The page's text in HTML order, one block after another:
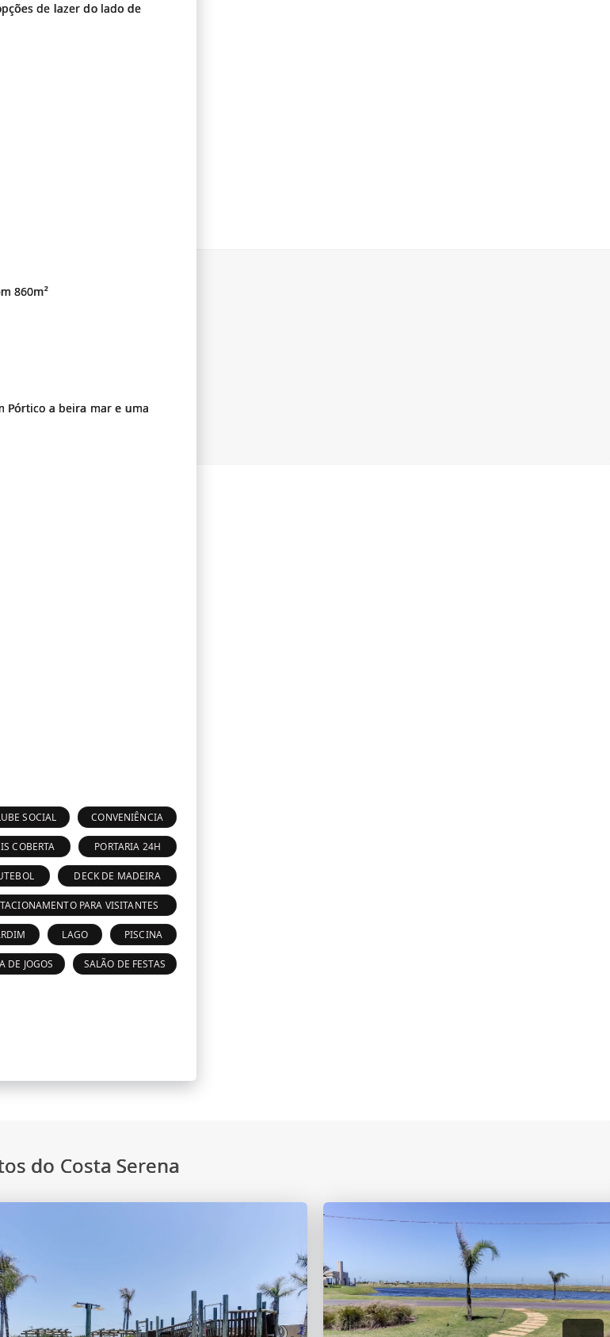
de lazer do lado de
860m²
Pórtico a beira mar e uma
SOCIAL CONVENIÊNCIA
COBERTA PORTARIA 24H
DECK DE MADEIRA
PARA VISITANTES
LAGO PISCINA
DE JOGOS SALÃO DE FESTAS
do Costa Serena